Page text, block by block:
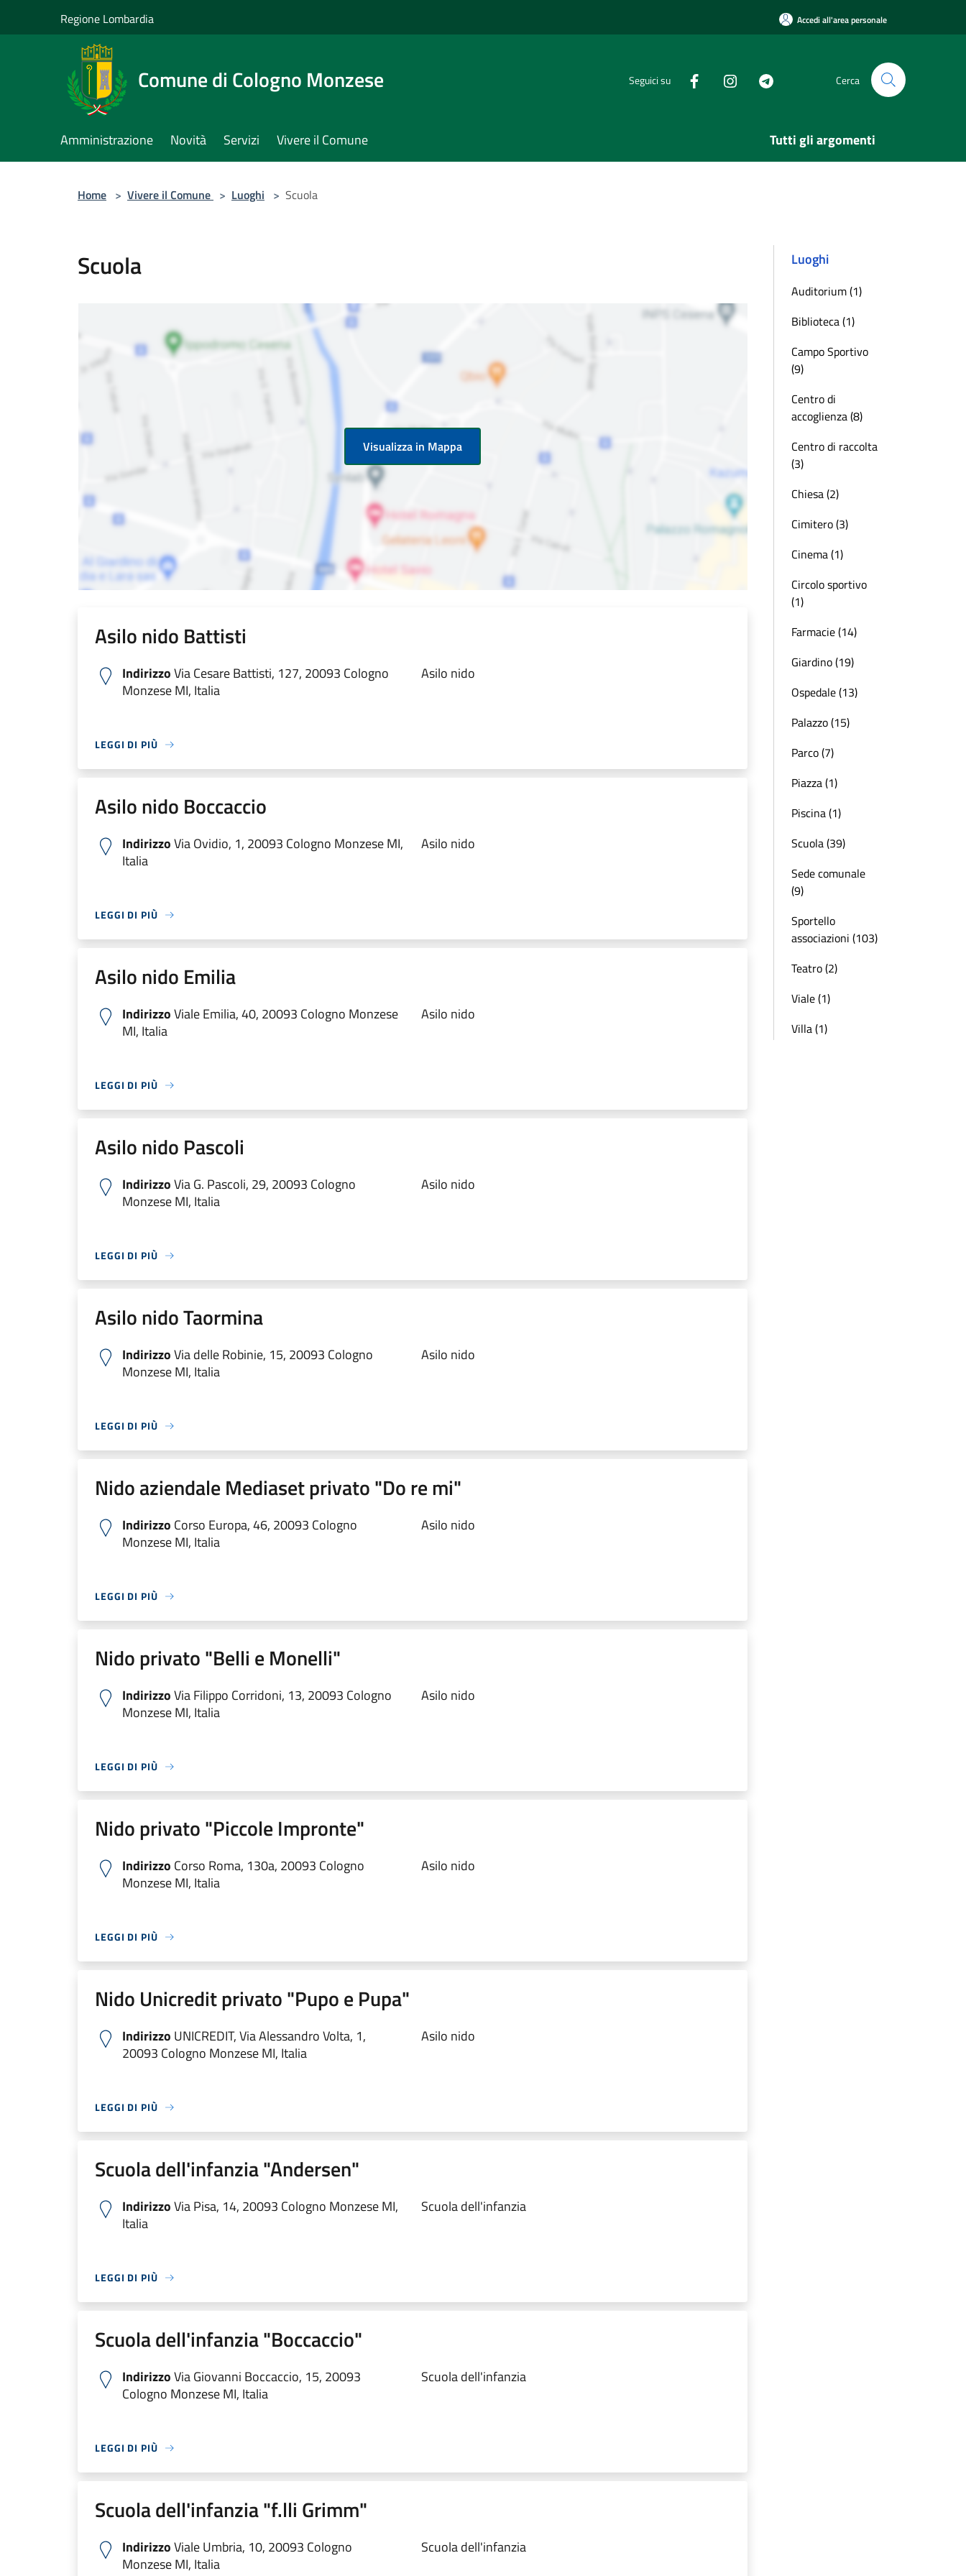
Regione Lombardia Accedi all'area personale
Comune di Cologno Monzese Seguici su Cerca
Amministrazione Novità Servizi Vivere il Comune Tutti gli argomenti
Home > Vivere il Comune > Luoghi > Scuola
Scuola
Visualizza in Mappa
Asilo nido Battisti
IndirizzoVia Cesare Battisti, 127, 20093 Cologno
Monzese MI, Italia
Asilo nido
LEGGI DI PIÙ
Asilo nido Boccaccio
IndirizzoVia Ovidio, 1, 20093 Cologno Monzese MI,
Italia
Asilo nido
LEGGI DI PIÙ
Asilo nido Emilia
IndirizzoViale Emilia, 40, 20093 Cologno Monzese
MI, Italia
Asilo nido
LEGGI DI PIÙ
Asilo nido Pascoli
IndirizzoVia G. Pascoli, 29, 20093 Cologno
Monzese MI, Italia
Asilo nido
LEGGI DI PIÙ
Asilo nido Taormina
IndirizzoVia delle Robinie, 15, 20093 Cologno
Monzese MI, Italia
Asilo nido
LEGGI DI PIÙ
Nido aziendale Mediaset privato "Do re mi"
Indirizzo Corso Europa, 46, 20093 Cologno
Monzese MI, Italia
Asilo nido
LEGGI DI PIÙ
Nido privato "Belli e Monelli"
IndirizzoVia Filippo Corridoni, 13, 20093 Cologno
Monzese MI, Italia
Asilo nido
LEGGI DI PIÙ
Nido privato "Piccole Impronte"
Indirizzo Corso Roma, 130a, 20093 Cologno
Monzese MI, Italia
Asilo nido
LEGGI DI PIÙ
Nido Unicredit privato "Pupo e Pupa"
Indirizzo UNICREDIT, Via Alessandro Volta, 1,
20093 Cologno Monzese MI, Italia
Asilo nido
LEGGI DI PIÙ
Scuola dell'infanzia "Andersen"
IndirizzoVia Pisa, 14, 20093 Cologno Monzese MI,
Italia
Scuola dell'infanzia
LEGGI DI PIÙ
Scuola dell'infanzia "Boccaccio"
IndirizzoVia Giovanni Boccaccio, 15, 20093
Cologno Monzese MI, Italia
Scuola dell'infanzia
LEGGI DI PIÙ
Scuola dell'infanzia "f.lli Grimm"
IndirizzoViale Umbria, 10, 20093 Cologno
Monzese MI, Italia
Scuola dell'infanzia
Luoghi
Auditorium (1)
Biblioteca (1)
Campo Sportivo
(9)
Centro di
accoglienza (8)
Centro di raccolta
(3)
Chiesa (2)
Cimitero (3)
Cinema (1)
Circolo sportivo
(1)
Farmacie (14)
Giardino (19)
Ospedale (13)
Palazzo (15)
Parco (7)
Piazza (1)
Piscina (1)
Scuola (39)
Sede comunale
(9)
Sportello
associazioni (103)
Teatro (2)
Viale (1)
Villa (1)